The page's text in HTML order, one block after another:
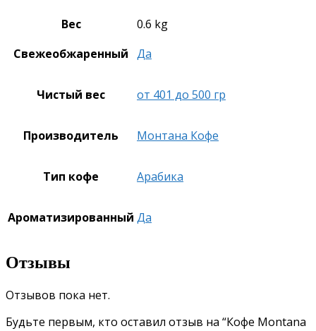
Вес
0.6 kg
Свежеобжаренный Да
Чистый вес от 401 до 500 гр
Производитель Монтана Кофе
Тип кофе Арабика
Ароматизированный Да
Отзывы
Отзывов пока нет.
Будьте первым, кто оставил отзыв на “Кофе Montana